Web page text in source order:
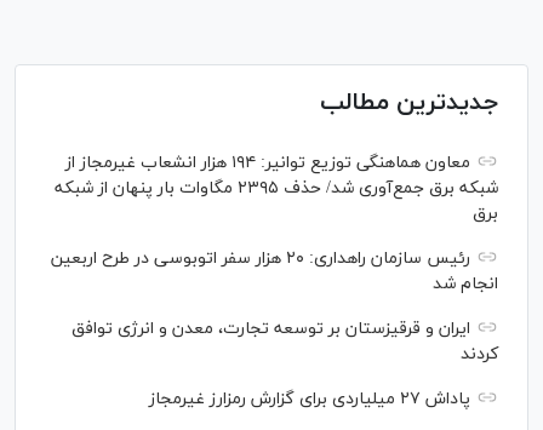
جدیدترین مطالب
معاون هماهنگی توزیع توانیر: ۱۹۴ هزار انشعاب غیرمجاز از
شبکه برق جمع‌آوری شد/ حذف ۲۳۹۵ مگاوات بار پنهان از شبکه
برق
رئیس سازمان راهداری: ۲۰ هزار سفر اتوبوسی در طرح اربعین
انجام شد
ایران و قرقیزستان بر توسعه تجارت، معدن و انرژی توافق
کردند
پاداش ۲۷ میلیاردی برای گزارش رمزارز غیرمجاز